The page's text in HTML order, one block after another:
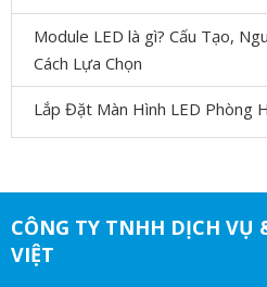
Module LED là gì? Cấu Tạo,
Cách Lựa Chọn
Lắp Đặt Màn Hình LED Phòng
CÔNG TY TNHH DỊCH VỤ
VIỆT